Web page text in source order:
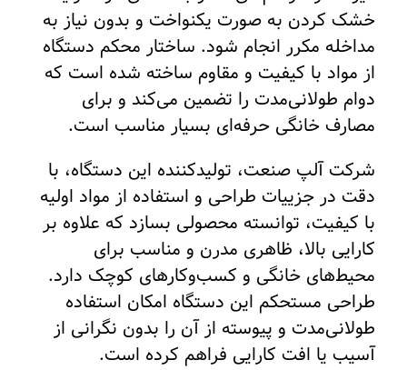
خشک کردن به صورت یکنواخت و بدون نیاز به
مداخله مکرر انجام شود. ساختار محکم دستگاه
از مواد با کیفیت و مقاوم ساخته شده است که
دوام طولانی‌مدت را تضمین می‌کند و برای
مصارف خانگی حرفه‌ای بسیار مناسب است.
شرکت آلپ صنعت، تولیدکننده این دستگاه، با
دقت در جزییات طراحی و استفاده از مواد اولیه
با کیفیت، توانسته محصولی بسازد که علاوه بر
کارایی بالا، ظاهری مدرن و مناسب برای
محیط‌های خانگی و کسب‌وکارهای کوچک دارد.
طراحی مستحکم این دستگاه امکان استفاده
طولانی‌مدت و پیوسته از آن را بدون نگرانی از
آسیب یا افت کارایی فراهم کرده است.